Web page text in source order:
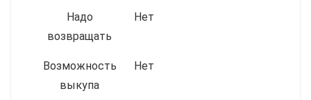
Надо
возвращать
Нет
Возможность
выкупа
Нет